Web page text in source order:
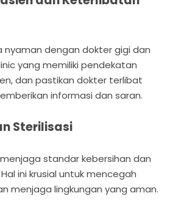
nyaman dengan dokter gigi dan
yang memiliki pendekatan
dan pastikan dokter terlibat
informasi dan saran.
Sterilisasi
standar kebersihan dan
ini krusial untuk mencegah
menjaga lingkungan yang aman.